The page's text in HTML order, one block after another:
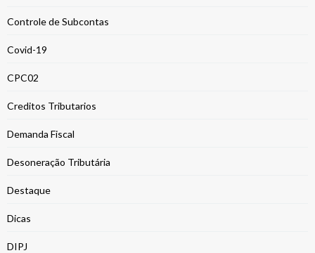
Controle de Subcontas
Covid-19
CPC02
Creditos Tributarios
Demanda Fiscal
Desoneração Tributária
Destaque
Dicas
DIPJ